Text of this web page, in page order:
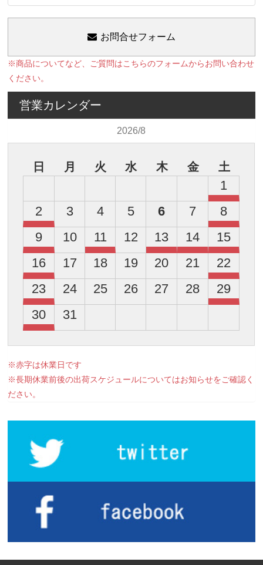
お問合せフォーム
※商品についてなど、ご質問はこちらのフォームからお問い合わせ
ください。
営業カレンダー
2026/8
日 月 火 水 木 金 土
1
2
3 4 5 6 7
8
9
10 11 12 13 14
15
16
17 18 19 20 21
22
23
24 25 26 27 28
29
30
31
※赤字は休業日です
※長期休業前後の出荷スケジュールについてはお知らせをご確認く
ださい。